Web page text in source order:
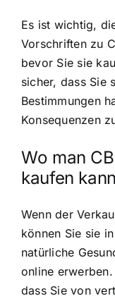
Es ist wichtig,
Vorschriften zu
bevor Sie sie
sicher, dass Sie
Bestimmungen
Konsequenzen
Wo man
kaufen kann
Wenn der
können Sie sie
natürliche
online
dass Sie von